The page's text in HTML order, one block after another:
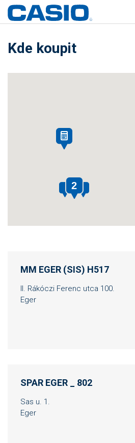
Kde koupit
2
MM EGER (SIS) H517
II. Rákóczi Ferenc utca 100.
Eger
SPAR EGER _ 802
Sas u. 1.
Eger